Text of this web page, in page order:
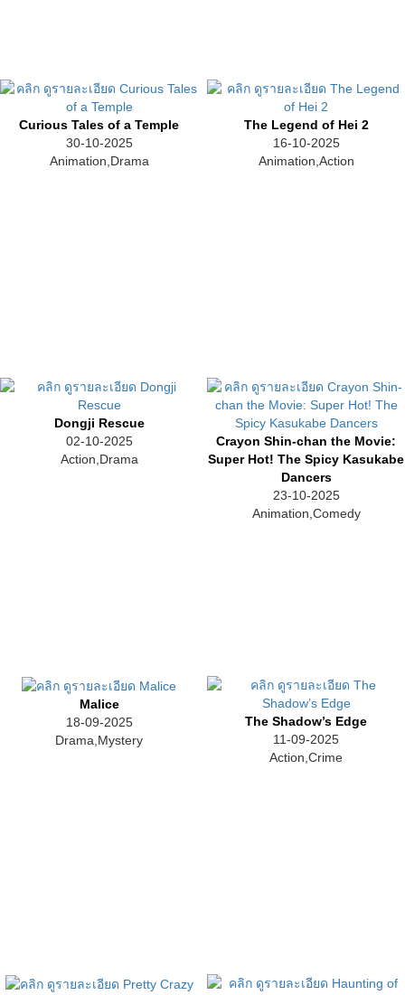
Curious Tales of a Temple
30-10-2025
Animation,Drama
The Legend of Hei 2
16-10-2025
Animation,Action
Dongji Rescue
02-10-2025
Action,Drama
Crayon Shin-chan the Movie:
Super Hot! The Spicy Kasukabe
Dancers
23-10-2025
Animation,Comedy
Malice
18-09-2025
Drama,Mystery
The Shadow’s Edge
11-09-2025
Action,Crime